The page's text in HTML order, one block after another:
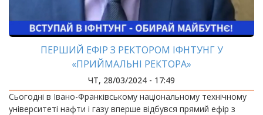
ПЕРШИЙ ЕФІР З РЕКТОРОМ ІФНТУНГ У
«ПРИЙМАЛЬНІ РЕКТОРА»
ЧТ, 28/03/2024 - 17:49
Сьогодні в Івано-Франківському національному технічному
університеті нафти і газу вперше відбувся прямий ефір з